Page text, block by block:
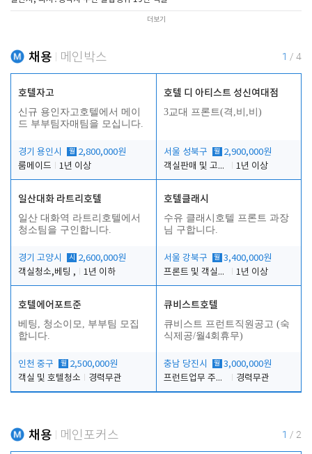
더보기
채용 메인박스 1 / 4
호텔자고
신규 용인자고호텔에서 메이
드 부부팀자매팀을 모십니다.
경기 용인시 월 2,800,000원
룸메이드
1년 이상
호텔 디 아티스트 성신여대점
3교대 프론트(격,비,비)
서울 성북구 월 2,900,000원
객실판매 및 고객응대
1년 이상
일산대화 라트리호텔
일산 대화역 라트리호텔에서
청소팀을 구인합니다.
경기 고양시 시
2,600,000원
객실청소,베팅 ,
1년 이하
호텔클래시
수유 클래시호텔 프론트 과장
님 구합니다.
서울 강북구 월 3,400,000원
프론트 및 객실관리
1년 이상
호텔에어포트준
베팅, 청소이모, 부부팀 모집
합니다.
인천 중구 월 2,500,000원
객실 및 호텔청소
경력무관
큐비스트호텔
큐비스트 프런트직원공고 (숙
식제공/월4회휴무)
충남 당진시 월 3,000,000원
프런트업무 주간, 야간
경력무관
채용 메인포커스 1 / 2